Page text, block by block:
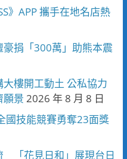
》APP 攜手在地名店熱
捐「300萬」助熊本震
樓開工動土 公私協力
願景 2026 年 8 月 8 日
國技能競賽勇奪23面獎
「花見日和」展現台日